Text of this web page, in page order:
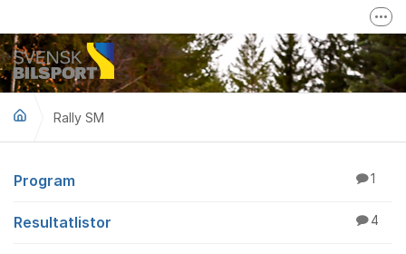
Mer om Svensk Bilsport
Svensk Bilsport på Facebook
Rally SM
Rally SM
Program 1
Resultatlistor 4